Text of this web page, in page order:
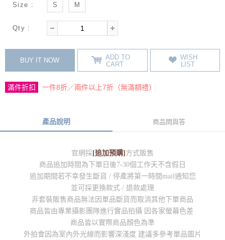
Size : S M
Qty :
BUY IT NOW
ADD TO
CART
WISH
LIST
滿件折扣 一件8折／兩件以上7折（無滿額禮）
產品說明 商品問與答
官網採[追加預購]方式販售
商品追加時間為下單日後7-30個工作天不含假日
追加期間若不幸發生斷貨 / 停產將第一時間mail通知您
並可採更換款式 / 退款處理
非套裝販售商品無法因單品斷貨而取消其他下單商品
商品皆由專業攝影團隊進行實品拍攝 因各家螢幕色差
商品皆以實際商品顏色為準
外拍會因為室內外光線而影響深淺度 建議多參考單品圖片